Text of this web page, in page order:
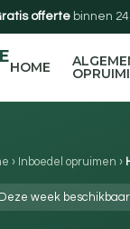
offerte binnen 24
HOME
› Inboedel opruimen ›
Deze week